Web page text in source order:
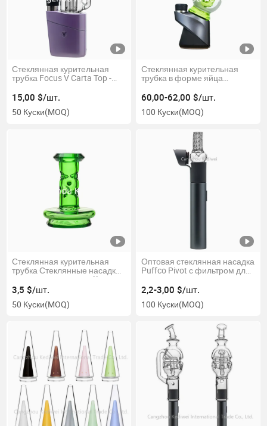
Стеклянная курительная
трубка Focus V Carta Top -
для Carta
15,00 $/шт.
50 Куски(MOQ)
Стеклянная курительная
трубка в форме яйца
Puffco Peak PRO
60,00-62,00 $/шт.
100 Куски(MOQ)
Стеклянная курительная
трубка Стеклянные насадки
и аксессуары для Puffco
Peak Og и PRO
3,5 $/шт.
50 Куски(MOQ)
Оптовая стеклянная насадка
Puffco Pivot с фильтром для
2,2-3,00 $/шт.
100 Куски(MOQ)